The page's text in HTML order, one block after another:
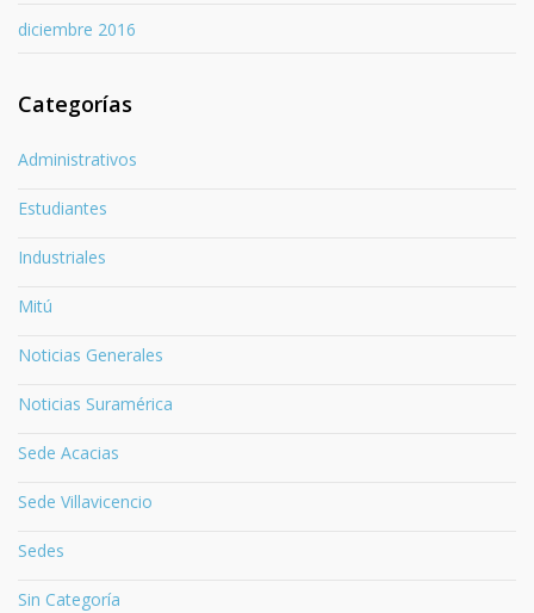
diciembre 2016
Categorías
Administrativos
Estudiantes
Industriales
Mitú
Noticias Generales
Noticias Suramérica
Sede Acacias
Sede Villavicencio
Sedes
Sin Categoría